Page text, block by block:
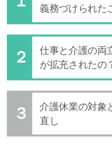
義務づけられた
仕事と介護の両
が拡充されたの
介護休業の対象
直し